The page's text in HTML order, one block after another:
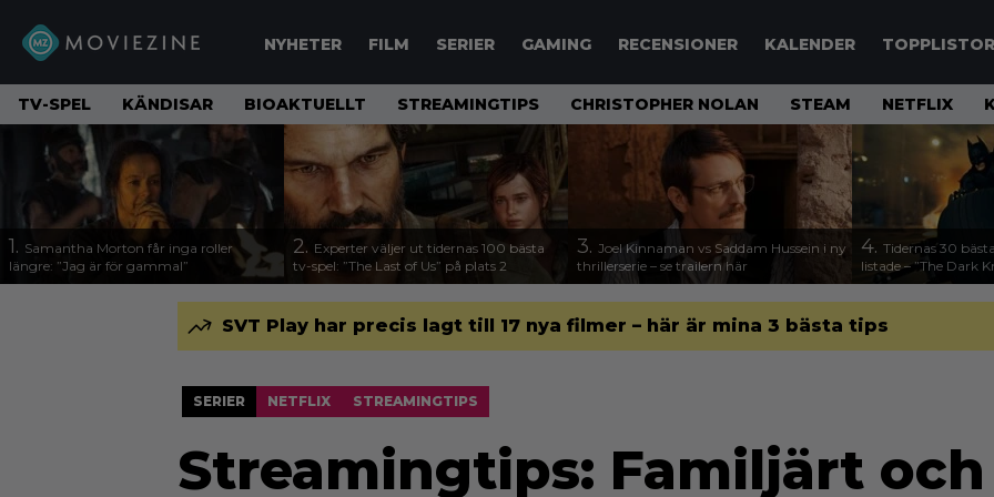
NYHETER FILM SERIER GAMING RECENSIONER KALENDER TOPPLISTOR
TV-SPEL KÄNDISAR BIOAKTUELLT STREAMINGTIPS CHRISTOPHER NOLAN STEAM NETFLIX
1. Samantha Morton får inga roller
längre: ”Jag är för gammal”
2. Experter väljer ut tidernas 100 bästa
tv-spel: ”The Last of Us” på plats 2
3. Joel Kinnaman vs Saddam Hussein i ny
thrillerserie – se trailern här
4. Tidernas 30
listade – ”The Dark
SVT Play har precis lagt till 17 nya filmer – här är mina 3 bästa tips
SERIER NETFLIX STREAMINGTIPS
Streamingtips: Familjärt